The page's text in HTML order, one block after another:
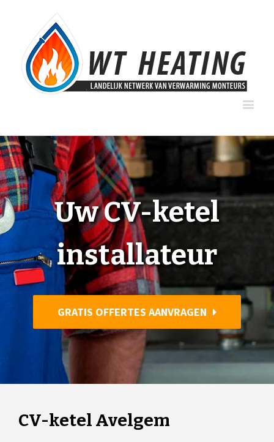
Uw CV-ketel
installateur
GRATIS OFFERTES AANVRAGEN
CV-ketel Avelgem